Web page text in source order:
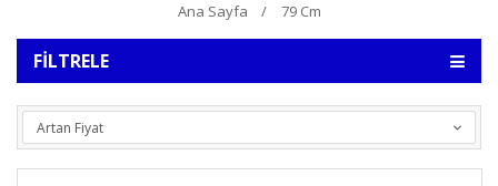
Ana Sayfa 79 Cm
FILTRELE